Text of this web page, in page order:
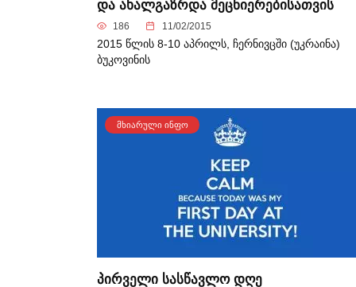
და ახალგაზრდა მეცნიერებისათვის
186 11/02/2015
2015 წლის 8-10 აპრილს, ჩერნივცში (უკრაინა)
ბუკოვინის
ᲛᲮᲘᲐᲠᲣᲚᲘ ᲘᲜᲤᲝ
პირველი სასწავლო დღე